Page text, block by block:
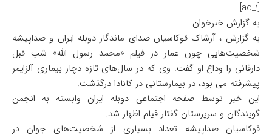
[ad_1]
به گزارش خبرخوان
به گزارش ، آرشاک قوکاسیان صدای ماندگار دوبله ایران و صداپیشه
شخصیت‌هایی چون عمار در فیلم «محمد رسول الله» شب قبل
دارفانی را وداع او گفت. وی که در سال‌های تازه دچار بیماری آلزایمر
پیشرفته می بود، در بیمارستانی در کانادا درگذشت.
این خبر توسط صفحه اجتماعی دوبله ایران وابسته به انجمن
گویندگان و سرپرستان گفتار فیلم اظهار شد.
قوکاسیان صداپیشه تعداد بسیاری از شخصیت‌های جوان در